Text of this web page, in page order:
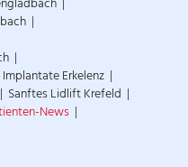
Implantate Erkelenz
Sanftes Lidlift Krefeld
News